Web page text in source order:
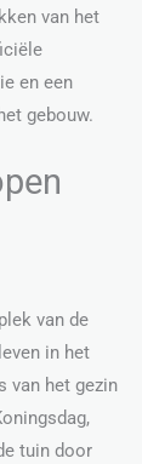
van het
en een
gebouw.
van de
in het
van het gezin
tuin door